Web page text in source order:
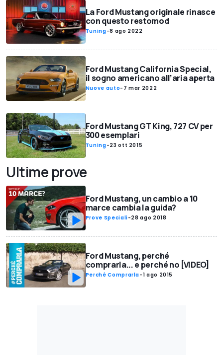
La Ford Mustang originale rinasce
con questo restomod
Tuning-8 ago 2022
Ford Mustang California Special,
il sogno americano all’aria aperta
Nuove auto- 7 mar 2022
Ford Mustang GT King, 727 CV per
300 esemplari
Tuning-23 ott 2015
Ultime prove
Ford Mustang, un cambio a 10
marce cambia la guida?
Prove Speciali-28 ago 2018
Ford Mustang, perché
comprarla... e perché no [VIDEO]
Perché Comprarla-1 ago 2015